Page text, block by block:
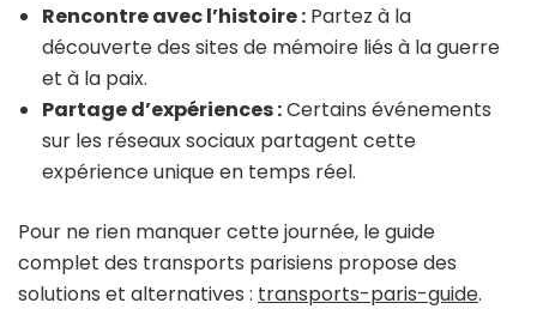
Rencontre avec l’histoire : Partez à la
découverte des sites de mémoire liés à la guerre
et à la paix.
Partage d’expériences :Certains événements
sur les réseaux sociaux partagent cette
expérience unique en temps réel.
Pour ne rien manquer cette journée, le guide
complet des transports parisiens propose des
solutions et alternatives : transports-paris-guide.